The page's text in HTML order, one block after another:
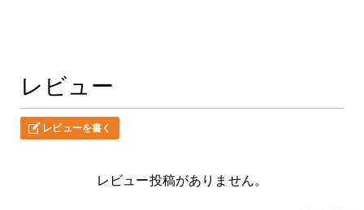
レビュー
レビューを書く
レビュー投稿がありません。